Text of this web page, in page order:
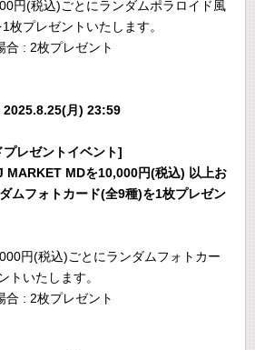
円(税込)ごとにランダムポラロイド風
枚プレゼントいたします。
: 2枚プレゼント
月) 23:59
レゼントイベント]
MARKET MDを10,000円(税込) 以上お
ムフォトカード(全9種)を1枚プレゼン
円(税込)ごとにランダムフォトカー
トいたします。
: 2枚プレゼント